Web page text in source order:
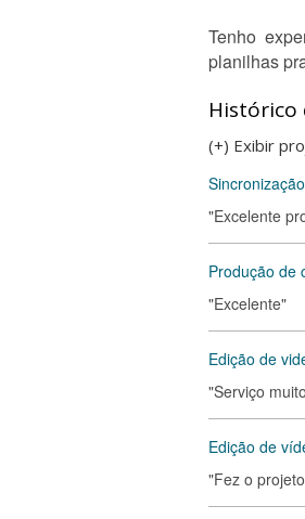
Tenho
planilhas
Histórico
(+) Exibir
"Excelente
Produção de
"Excelente"
Edição de
"Serviço
Edição de
"Fez o